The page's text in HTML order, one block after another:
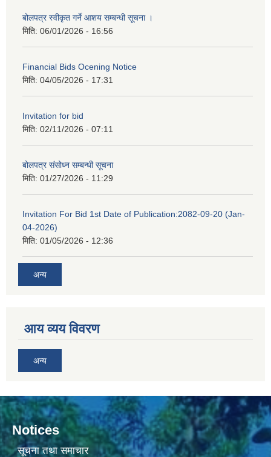
बोलपत्र स्वीकृत गर्ने आशय सम्बन्धी सूचना ।
मिति: 06/01/2026 - 16:56
Financial Bids Ocening Notice
मिति: 04/05/2026 - 17:31
Invitation for bid
मिति: 02/11/2026 - 07:11
बोलपत्र संसोध्न सम्बन्धी सूचना
मिति: 01/27/2026 - 11:29
Invitation For Bid 1st Date of Publication:2082-09-20 (Jan-
04-2026)
मिति: 01/05/2026 - 12:36
अन्य
आय व्यय विवरण
अन्य
Notices
सूचना तथा समाचार